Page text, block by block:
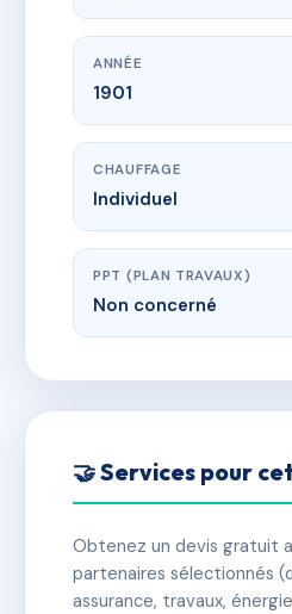
ANNÉE
1901
CHAUFFAGE
Individuel
PPT (PLAN TRAVAUX)
Non concerné
🤝 Services pour
Obtenez un devis gratuit
partenaires sélectionnés
assurance, travaux,